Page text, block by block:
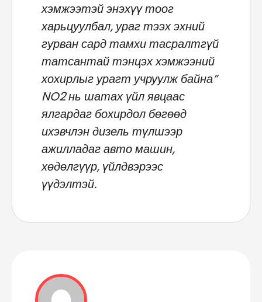
хэмжээтэй энэхүү тоог
харьцуулбал, ураг тээх эхний
гурван сард тамхи тасралтгүй
татсантай тэнцэх хэмжээний
хохирлыг урагт учруулж байна”
NO2 нь шатах үйл явцаас
ялгардаг бохирдол бөгөөд
ихэвчлэн дизель түлшээр
ажилладаг авто машин,
хөдөлгүүр, үйлдвэрээс
үүдэлтэй.